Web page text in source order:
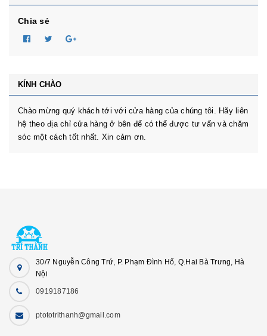
Chia sẻ
KÍNH CHÀO
Chào mừng quý khách tới với cửa hàng của chúng tôi. Hãy liên
hệ theo địa chỉ cửa hàng ở bên để có thể được tư vấn và chăm
sóc một cách tốt nhất. Xin cảm ơn.
30/7 Nguyễn Công Trứ, P. Phạm Đình Hổ, Q.Hai Bà Trưng, Hà
Nội
0919187186
ptototrithanh@gmail.com